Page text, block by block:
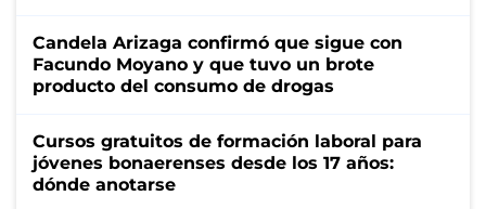
Candela Arizaga confirmó que sigue con
Facundo Moyano y que tuvo un brote
producto del consumo de drogas
Cursos gratuitos de formación laboral para
jóvenes bonaerenses desde los 17 años:
dónde anotarse